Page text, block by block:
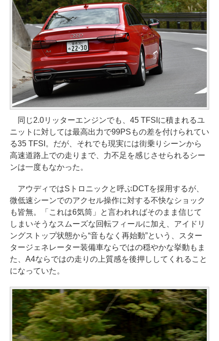
同じ2.0リッターエンジンでも、45 TFSIに積まれるユ
ニットに対しては最高出力で99PSもの差を付けられてい
る35 TFSI。だが、それでも現実には街乗りシーンから
高速道路上での走りまで、力不足を感じさせられるシー
ンは一度もなかった。
アウディではSトロニックと呼ぶDCTを採用するが、
微低速シーンでのアクセル操作に対する不快なショック
も皆無。「これは6気筒」と言われればそのまま信じて
しまいそうなスムーズな回転フィールに加え、アイドリ
ングストップ状態から“音もなく再始動”という、スター
タージェネレーター装備車ならではの穏やかな挙動もま
た、A4ならではの走りの上質感を後押ししてくれること
になっていた。